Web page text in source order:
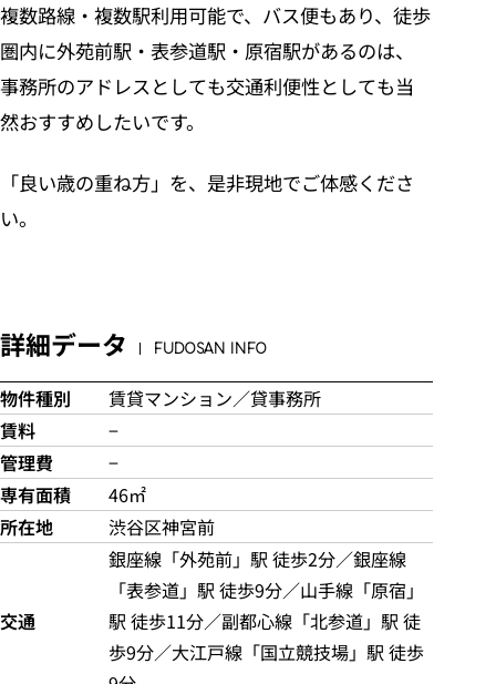
複数路線・複数駅利用可能で、バス便もあり、徒歩
圏内に外苑前駅・表参道駅・原宿駅があるのは、
事務所のアドレスとしても交通利便性としても当
然おすすめしたいです。
「良い歳の重ね方」を、是非現地でご体感くださ
い。
詳細データ FUDOSAN INFO
物件種別
賃貸マンション／貸事務所
賃料
−
管理費
−
専有面積
46㎡
所在地
渋谷区神宮前
交通
銀座線「外苑前」駅 徒歩2分／銀座線
「表参道」駅 徒歩9分／山手線「原宿」
駅 徒歩11分／副都心線「北参道」駅 徒
歩9分／大江戸線「国立競技場」駅 徒歩